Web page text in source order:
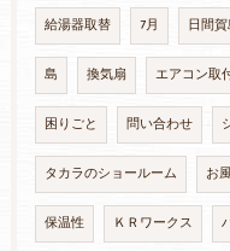
給湯器取替 7月 日間
島 換気扇 エアコン取
困りごと 問い合わせ
タカラのショールーム お
保温性 ＫＲワークス